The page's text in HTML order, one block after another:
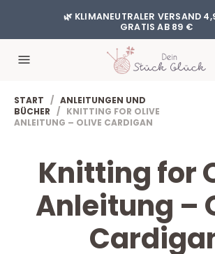
🌿 KLIMANEUTRALER VERSAND
GRATIS AB 89 €
START / ANLEITUNGEN UND
BÜCHER / KNITTING FOR OLIVE
ANLEITUNG – OLIVE CARDIGAN
Knitting for
Anleitung –